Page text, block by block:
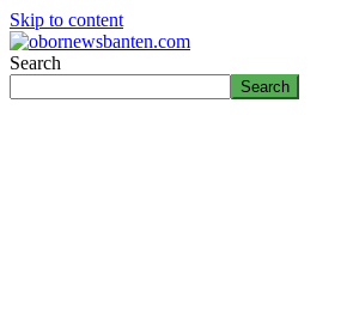
Skip to content
Search
Search